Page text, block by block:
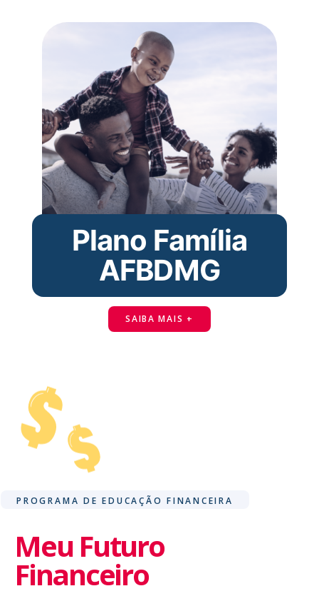
Plano Família
AFBDMG
SAIBA MAIS +
PROGRAMA DE EDUCAÇÃO FINANCEIRA
Meu Futuro
Financeiro